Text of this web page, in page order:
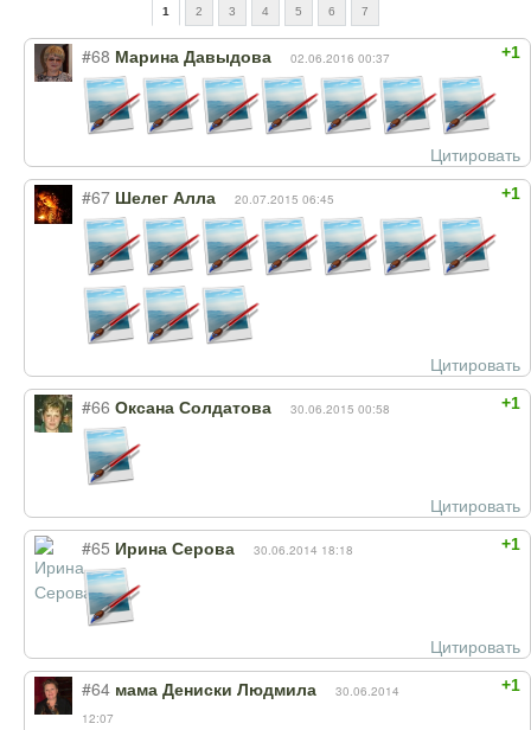
1 2 3 4 5 6 7
+1
#68 Марина Давыдова 02.06.2016 00:37
Цитировать
+1
#67 Шелег Алла 20.07.2015 06:45
Цитировать
+1
#66 Оксана Солдатова 30.06.2015 00:58
Цитировать
+1
#65 Ирина Серова 30.06.2014 18:18
Цитировать
+1
#64 мама Дениски Людмила
30.06.2014
12:07